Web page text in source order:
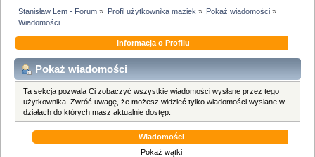
Stanisław Lem - Forum » Profil użytkownika maziek » Pokaż wiadomości»
Wiadomości
Informacja o Profilu
Pokaż wiadomości
Ta sekcja pozwala Ci zobaczyć wszystkie wiadomości wysłane przez tego
użytkownika. Zwróć uwagę, że możesz widzieć tylko wiadomości wysłane w
działach do których masz aktualnie dostęp.
Wiadomości
Pokaż wątki